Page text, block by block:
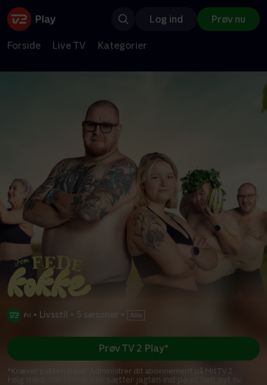
Log ind Prøv nu
Forside Live TV Kategorier
• Livsstil • 5 sæsoner •
Følg med, når fem kokke sætter jagten ind på et helt nyt liv.
Prøv TV 2 Play*
*Kræver pakken Basis. Administrer dit abonnement på Mit TV 2.